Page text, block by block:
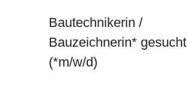
Bautechnikerin /
Bauzeichnerin* gesucht
(*m/w/d)